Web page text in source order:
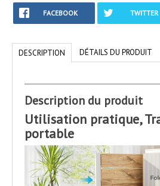
FACEBOOK TWITTER
DESCRIPTION DÉTAILS DU PRODUIT
Description du produit
Utilisation pratique,
portable